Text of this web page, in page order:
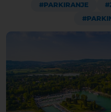
#PARKIRANJE